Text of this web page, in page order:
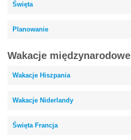
Święta
Planowanie
Wakacje międzynarodowe
Wakacje Hiszpania
Wakacje Niderlandy
Święta Francja